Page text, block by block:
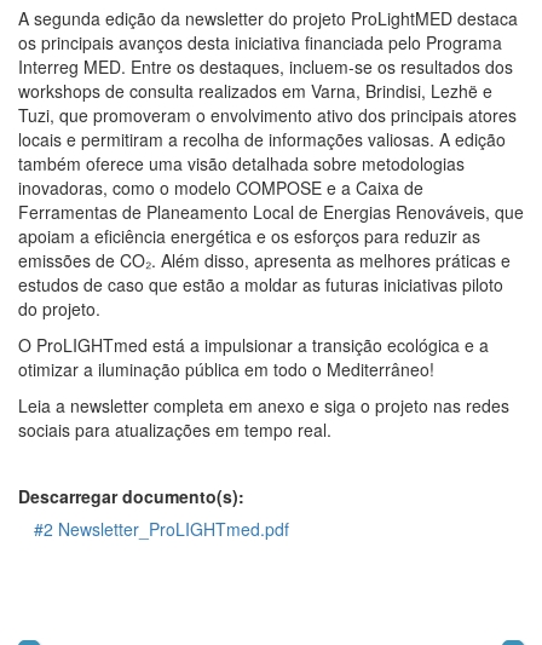
A segunda edição da newsletter do projeto ProLightMED destaca
os principais avanços desta iniciativa financiada pelo Programa
Interreg MED. Entre os destaques, incluem-se os resultados dos
workshops de consulta realizados em Varna, Brindisi, Lezhë e
Tuzi, que promoveram o envolvimento ativo dos principais atores
locais e permitiram a recolha de informações valiosas. A edição
também oferece uma visão detalhada sobre metodologias
inovadoras, como o modelo COMPOSE e a Caixa de
Ferramentas de Planeamento Local de Energias Renováveis, que
apoiam a eficiência energética e os esforços para reduzir as
emissões de CO₂. Além disso, apresenta as melhores práticas e
estudos de caso que estão a moldar as futuras iniciativas piloto
do projeto.
O ProLIGHTmed está a impulsionar a transição ecológica e a
otimizar a iluminação pública em todo o Mediterrâneo!
Leia a newsletter completa em anexo e siga o projeto nas redes
sociais para atualizações em tempo real.
Descarregar documento(s):
#2 Newsletter_ProLIGHTmed.pdf